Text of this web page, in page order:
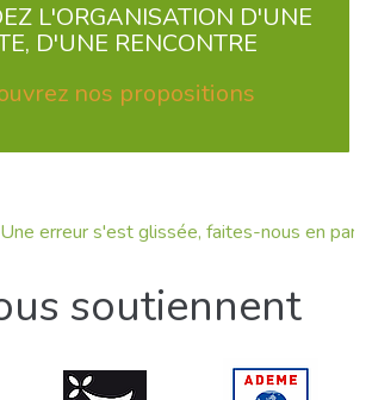
L'ORGANISATION D'UNE
D'UNE RENCONTRE
nos propositions
Une erreur s'est glissée, faites-nous en part !
soutiennent